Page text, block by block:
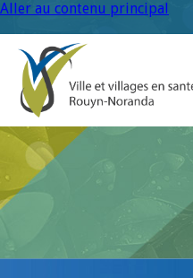
Aller au contenu principal